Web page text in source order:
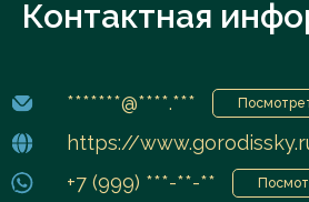
Контактная
*******@****.***
https://
+7 (999) ***-**-**